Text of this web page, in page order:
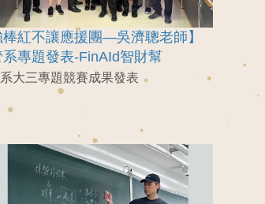
棒紅不讓應援團—吳濟聰老師】
系專題發表-FinAId智財幫
大三專題競賽成果發表